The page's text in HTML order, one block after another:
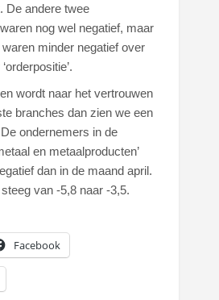
De andere twee
nog wel negatief, maar
minder negatief over
wordt naar het vertrouwen
branches dan zien we een
ondernemers in de
en metaalproducten’
dan in de maand april.
van -5,8 naar -3,5.
Facebook